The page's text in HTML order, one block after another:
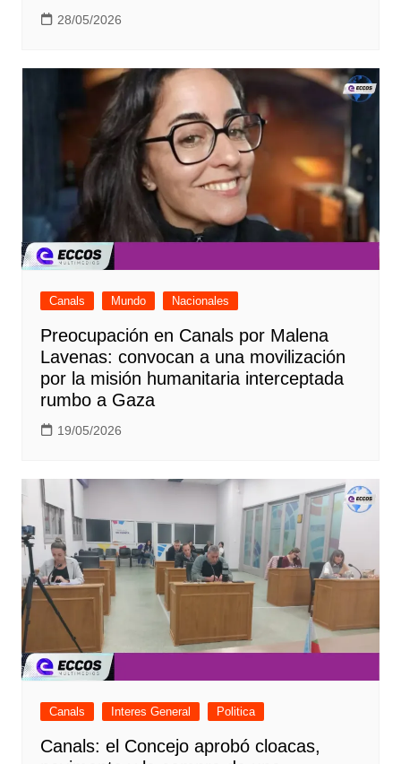
28/05/2026
Canals Mundo Nacionales
Preocupación en Canals por Malena
Lavenas: convocan a una movilización
por la misión humanitaria interceptada
rumbo a Gaza
19/05/2026
Canals Interes General Politica
Canals: el Concejo aprobó cloacas,